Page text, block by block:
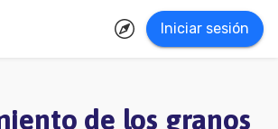
Iniciar sesión
de los granos